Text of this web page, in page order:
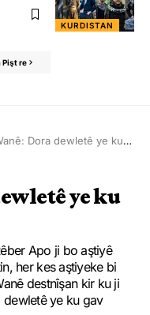
KURDISTAN
Pişt re
Dora dewletê ye ku gav bavêje
ye ku
Apo ji bo aştiyê
her kes aştiyeke bi
destnîşan kir ku ji
ye ku gav